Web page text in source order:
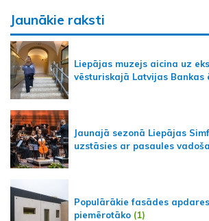
Jaunākie raksti
Liepājas muzejs aicina uz
vēsturiskajā Latvijas Bankas
Jaunajā sezonā Liepājas
uzstāsies ar pasaules
Populārākie fasādes
piemērotāko (1)